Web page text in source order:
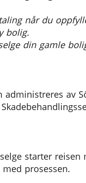
når du
bolig.
din gamle
administreres av
starter
prosessen.